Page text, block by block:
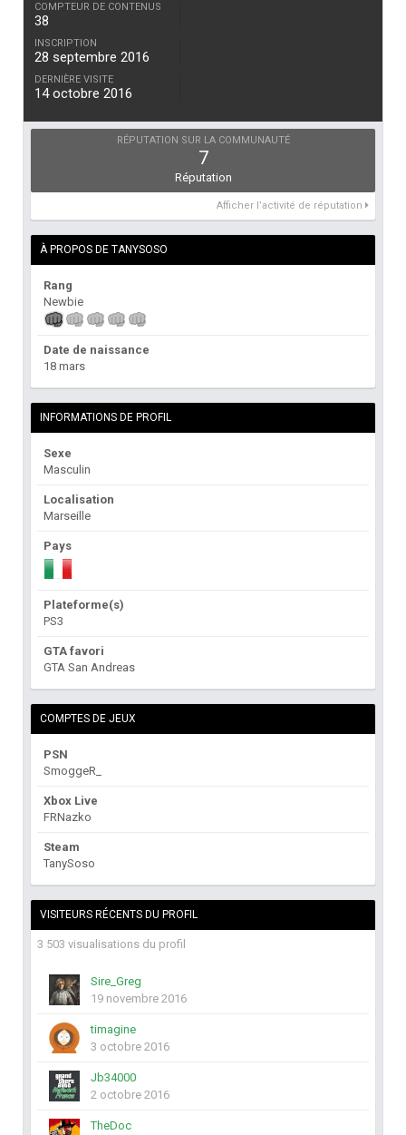
COMPTEUR DE CONTENUS
38
INSCRIPTION
28 septembre 2016
DERNIÈRE VISITE
14 octobre 2016
RÉPUTATION SUR LA COMMUNAUTÉ
7
Réputation
Afficher l’activité de réputation
À PROPOS DE TANYSOSO
Rang
Newbie
Date de naissance
18 mars
INFORMATIONS DE PROFIL
Sexe
Masculin
Localisation
Marseille
Pays
Plateforme(s)
PS3
GTA favori
GTA San Andreas
COMPTES DE JEUX
PSN
SmoggeR_
Xbox Live
FRNazko
Steam
TanySoso
VISITEURS RÉCENTS DU PROFIL
3 503 visualisations du profil
Sire_Greg
19 novembre 2016
timagine
3 octobre 2016
Jb34000
2 octobre 2016
TheDoc